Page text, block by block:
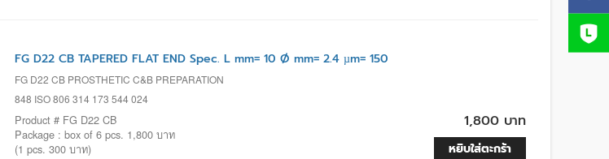
FG D22 CB TAPERED FLAT END Spec. L mm= 10 Ø mm= 2.4 µm= 150
FG D22 CB PROSTHETIC C&B PREPARATION
848 ISO 806 314 173 544 024
Product # FG D22 CB
Package : box of 6 pcs. 1,800 บาท
(1 pcs. 300 บาท)
1,800 บาท
หยิบใส่ตะกร้า